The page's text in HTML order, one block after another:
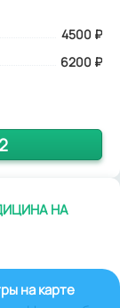
на карте
4500 ₽
6200 ₽
НА